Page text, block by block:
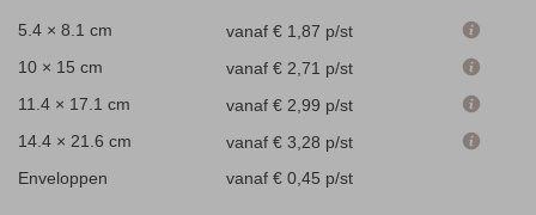
5.4 × 8.1 cm vanaf € 1,87 p/st
10 × 15 cm
vanaf € 2,71 p/st
11.4 × 17.1 cm
vanaf € 2,99 p/st
14.4 × 21.6 cm
vanaf € 3,28 p/st
Enveloppen
vanaf € 0,45 p/st